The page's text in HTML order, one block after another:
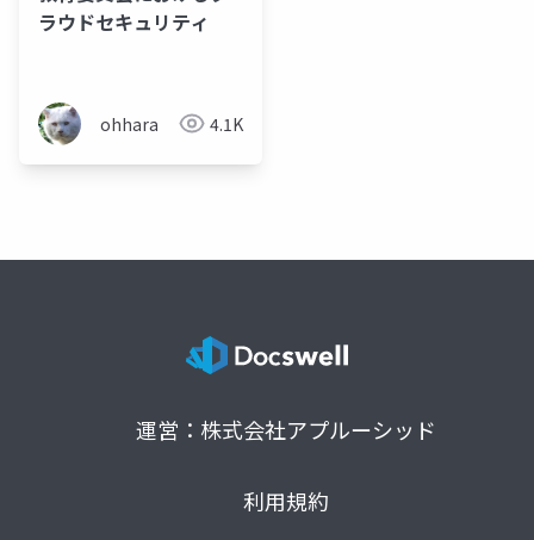
ラウドセキュリティ
ohhara 4.1K
運営：株式会社アプルーシッド
利用規約